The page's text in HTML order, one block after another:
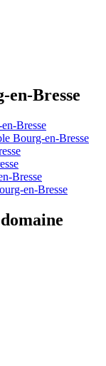
Bresse
Bresse
Bourg-en-Bresse
Bresse
en-Bresse